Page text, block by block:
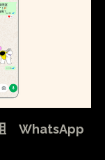
組 WhatsApp